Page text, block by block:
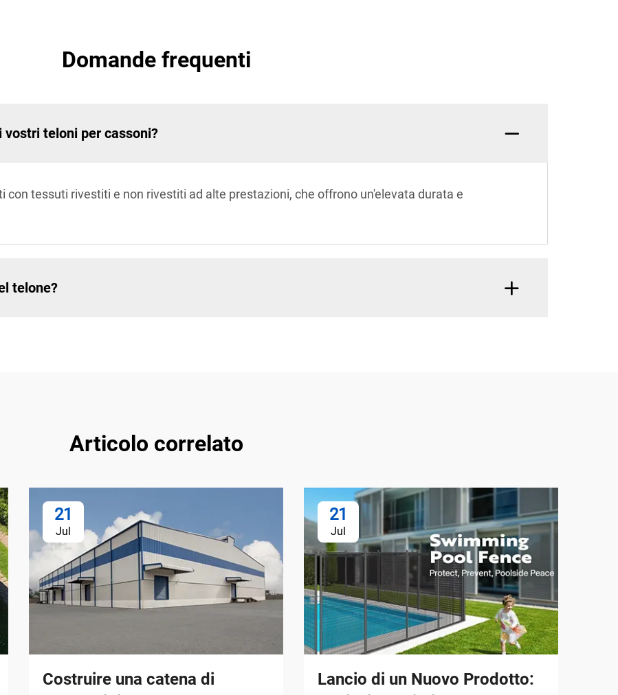
Domande frequenti
teloni per cassoni?
con tessuti rivestiti e non rivestiti ad alte prestazioni, che offrono un'elevata durata e
telone?
Articolo correlato
21
Jul
Costruire una catena di
21
Jul
Lancio di un Nuovo Prodotto: